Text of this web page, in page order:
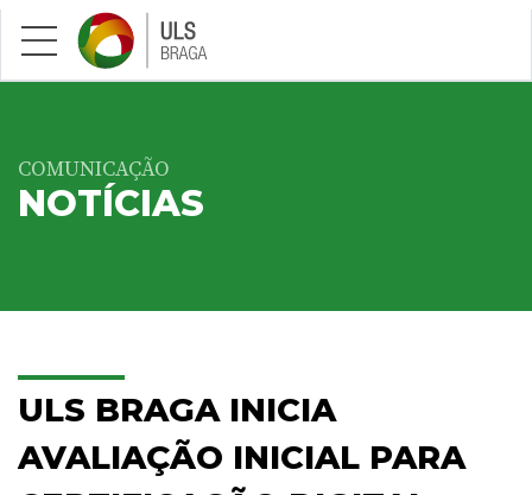
Saltar para conteúdo principal
COMUNICAÇÃO
NOTÍCIAS
ULS BRAGA INICIA
AVALIAÇÃO INICIAL PARA